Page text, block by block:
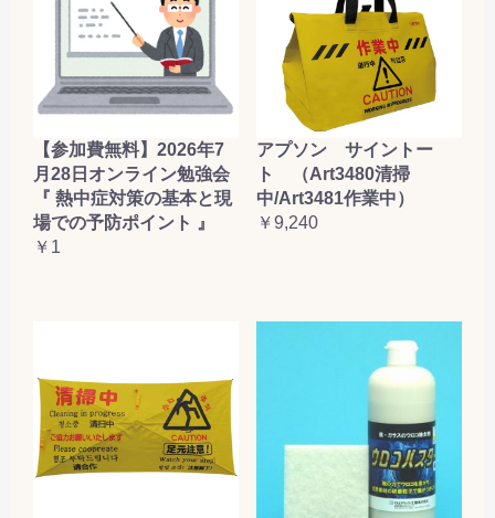
【参加費無料】2026年7
月28日オンライン勉強会
『 熱中症対策の基本と現
場での予防ポイント 』
￥1
アプソン サイントー
ト （Art3480清掃
中/Art3481作業中）
￥9,240